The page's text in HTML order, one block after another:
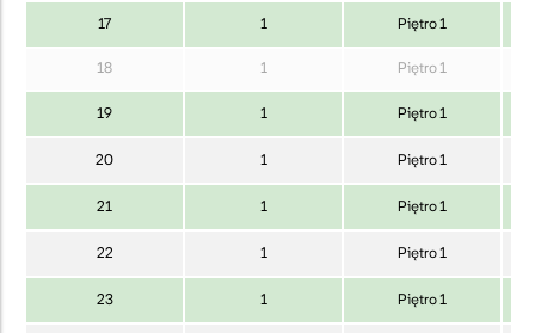
17 1 Piętro 1
18 1 Piętro 1
19 1 Piętro 1
20 1 Piętro 1
21 1 Piętro 1
22 1 Piętro 1
23 1 Piętro 1